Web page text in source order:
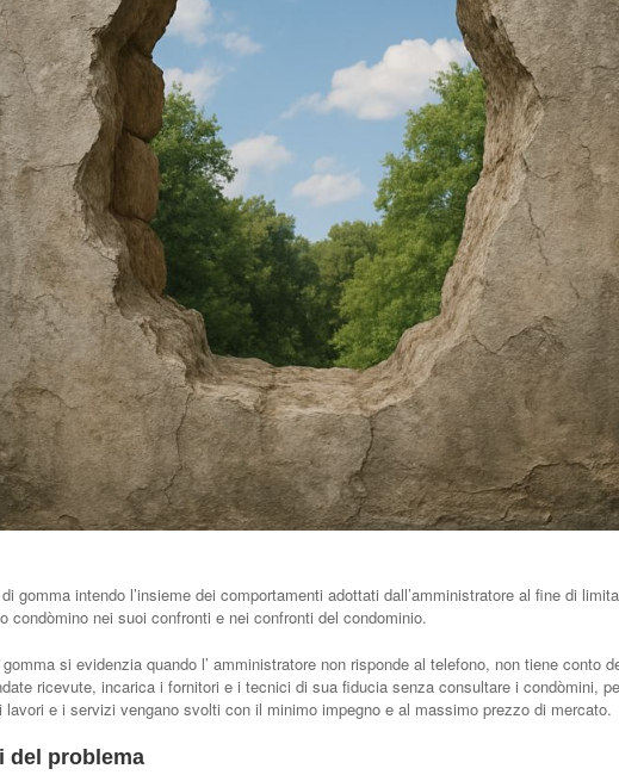
gomma intendo l’insieme dei comportamenti adottati dall’amministratore al fine di
condòmino nei suoi confronti e nei confronti del condominio.
si evidenzia quando l’ amministratore non risponde al telefono, non tiene conto
ricevute, incarica i fornitori e i tecnici di sua fiducia senza consultare i condòmini,
e i servizi vengano svolti con il minimo impegno e al massimo prezzo di mercato.
del problema